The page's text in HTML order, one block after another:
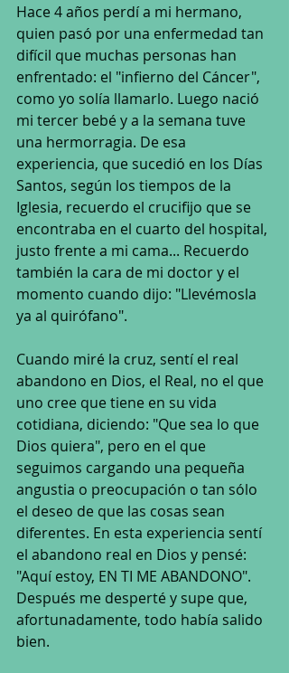
Hace 4 años perdí a mi hermano,
quien pasó por una enfermedad tan
difícil que muchas personas han
enfrentado: el "infierno del Cáncer",
como yo solía llamarlo. Luego nació
mi tercer bebé y a la semana tuve
una hermorragia. De esa
experiencia, que sucedió en los Días
Santos, según los tiempos de la
Iglesia, recuerdo el crucifijo que se
encontraba en el cuarto del hospital,
justo frente a mi cama... Recuerdo
también la cara de mi doctor y el
momento cuando dijo: "Llevémosla
ya al quirófano".
Cuando miré la cruz, sentí el real
abandono en Dios, el Real, no el que
uno cree que tiene en su vida
cotidiana, diciendo: "Que sea lo que
Dios quiera", pero en el que
seguimos cargando una pequeña
angustia o preocupación o tan sólo
el deseo de que las cosas sean
diferentes. En esta experiencia sentí
el abandono real en Dios y pensé:
"Aquí estoy, EN TI ME ABANDONO".
Después me desperté y supe que,
afortunadamente, todo había salido
bien.